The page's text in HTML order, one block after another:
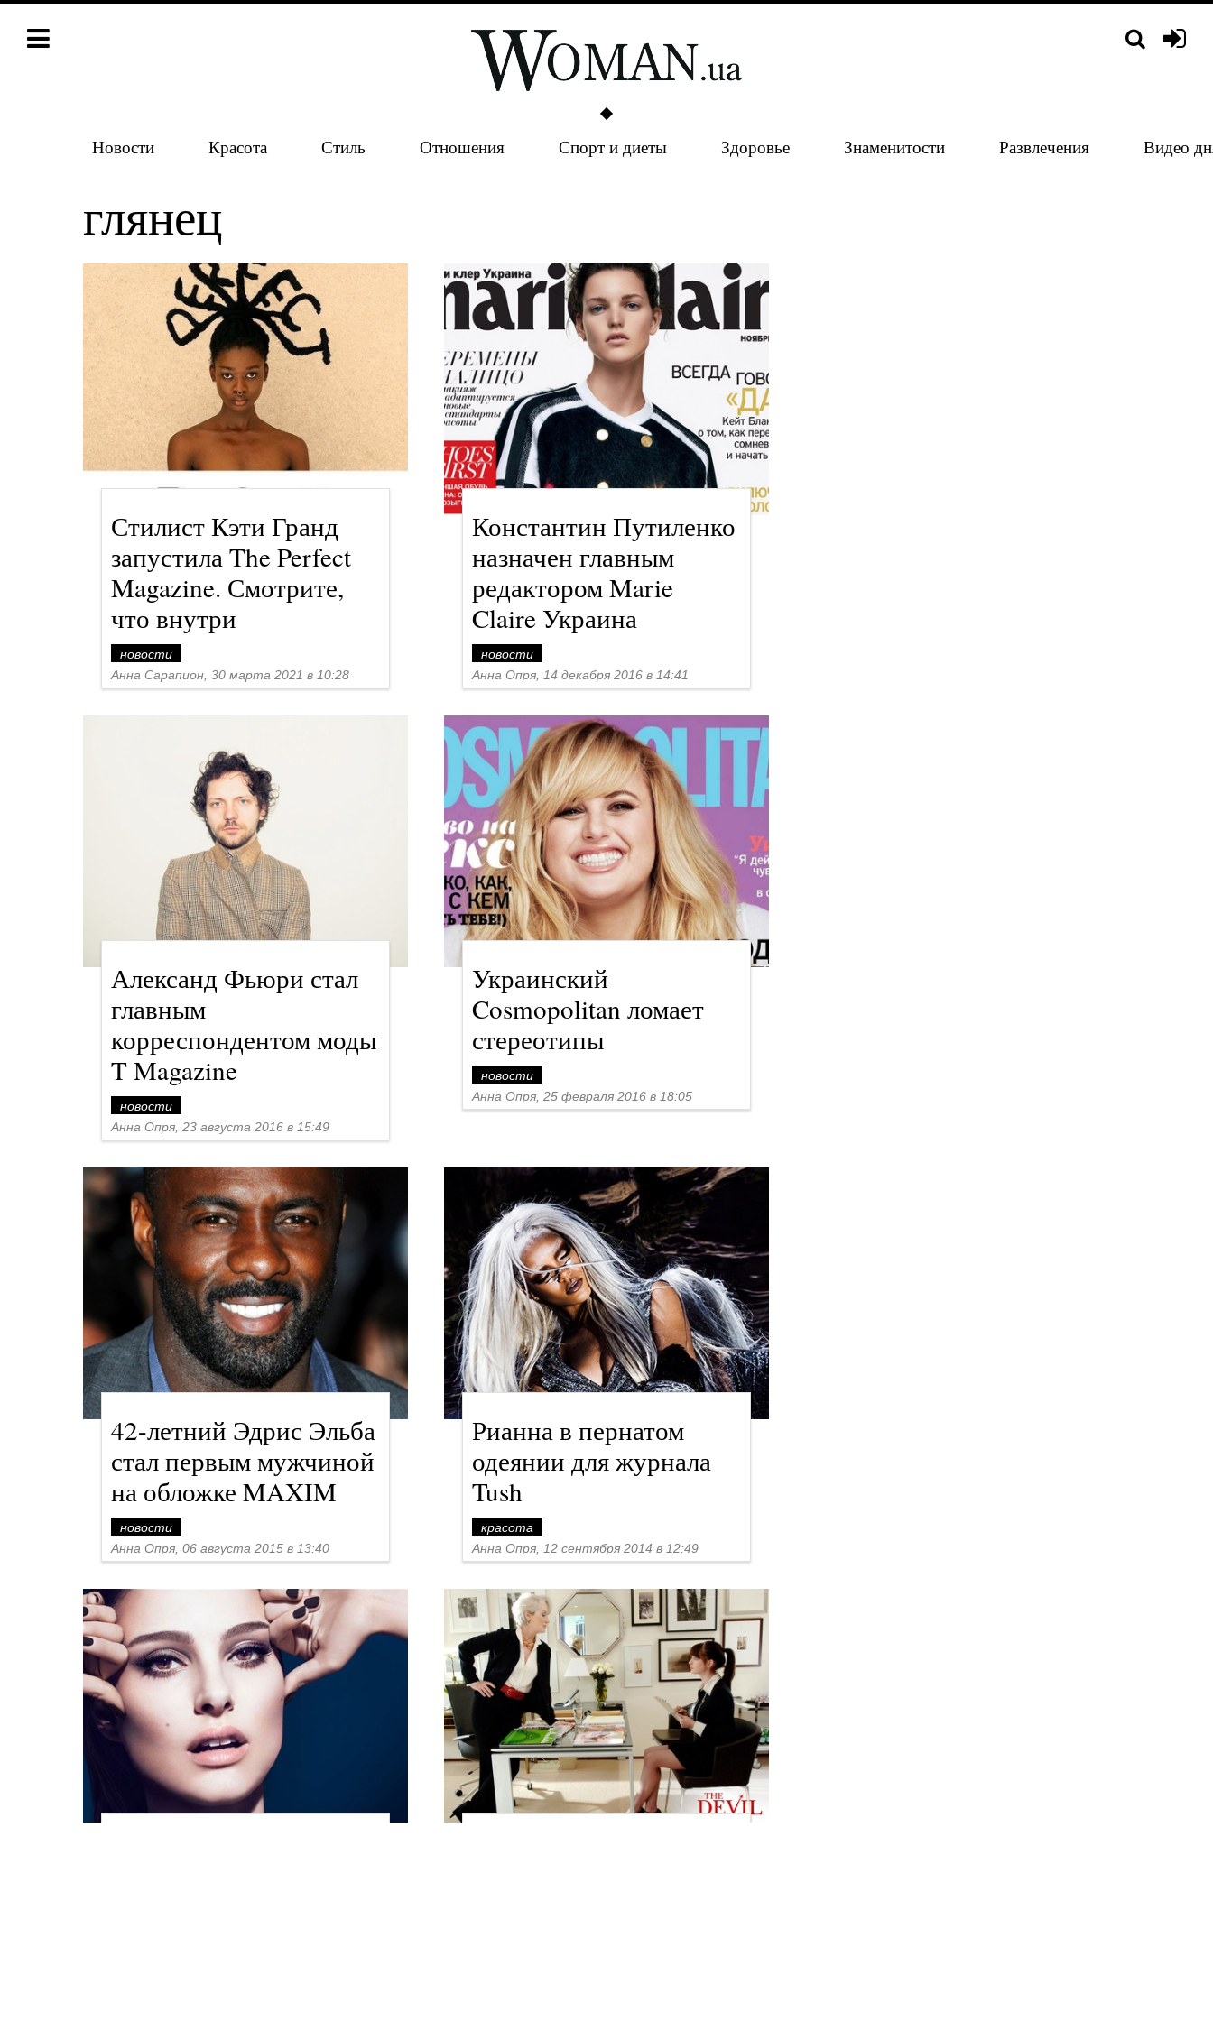
Новости Красота Стиль Отношения Спорт и диеты Здоровье Знаменитости Развлечения Видео
глянец
Стилист Кэти Гранд
запустила The Perfect
Magazine. Смотрите,
что внутри
новости
Анна Сарапион, 30 марта 2021 в 10:28
Константин Путиленко
назначен главным
редактором Marie
Claire Украина
новости
Анна Опря, 14 декабря 2016 в 14:41
Александ Фьюри стал
главным
корреспондентом моды
T Magazine
новости
Анна Опря, 23 августа 2016 в 15:49
Украинский
Cosmopolitan ломает
стереотипы
новости
Анна Опря, 25 февраля 2016 в 18:05
42-летний Эдрис Эльба
стал первым мужчиной
на обложке MAXIM
новости
Анна Опря, 06 августа 2015 в 13:40
Рианна в пернатом
одеянии для журнала
Tush
красота
Анна Опря, 12 сентября 2014 в 12:49